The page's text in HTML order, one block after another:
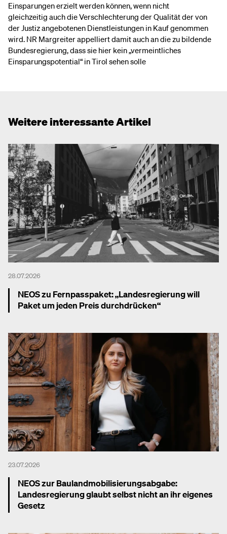
Einsparungen erzielt werden können, wenn nicht
gleichzeitig auch die Verschlechterung der Qualität der von
der Justiz angebotenen Dienstleistungen in Kauf genommen
wird. NR Margreiter appelliert damit auch an die zu bildende
Bundesregierung, dass sie hier kein „vermeintliches
Einsparungspotential“ in Tirol sehen solle
Weitere interessante Artikel
28.07.2026
NEOS zu Fernpasspaket: „Landesregierung will
Paket um jeden Preis durchdrücken“
23.07.2026
NEOS zur Baulandmobilisierungsabgabe:
Landesregierung glaubt selbst nicht an ihr eigenes
Gesetz